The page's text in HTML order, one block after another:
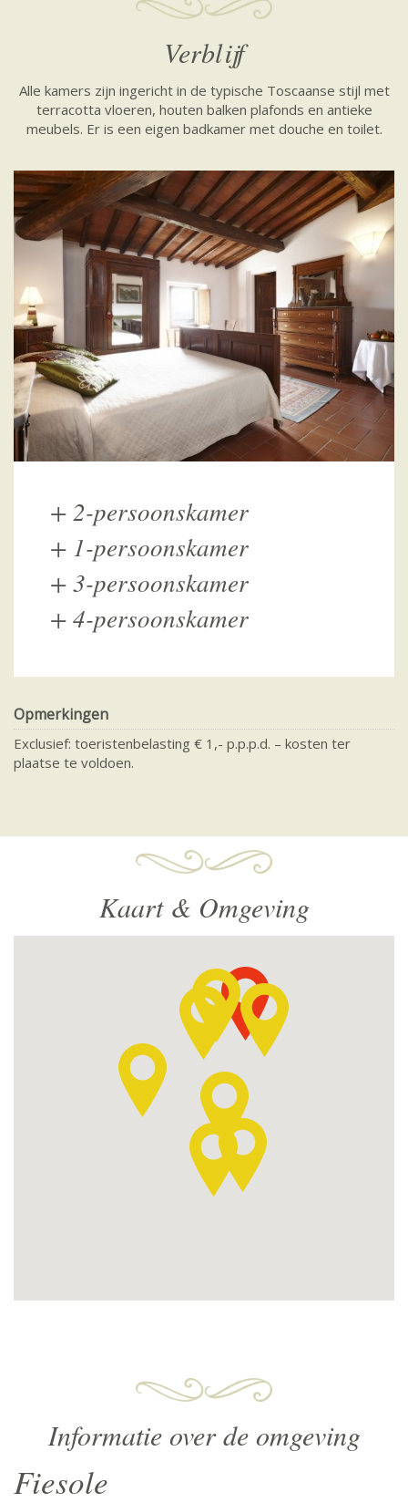
Verblijf
Alle kamers zijn ingericht in de typische Toscaanse stijl met
terracotta vloeren, houten balken plafonds en antieke
meubels. Er is een eigen badkamer met douche en toilet.
+ 2-persoonskamer
+ 1-persoonskamer
+3-persoonskamer
+4-persoonskamer
Opmerkingen
Exclusief: toeristenbelasting € 1,- p.p.p.d. – kosten ter
plaatse te voldoen.
Kaart & Omgeving
Informatie over de omgeving
Fiesole